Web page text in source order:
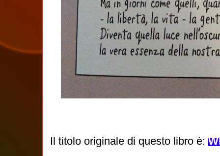
Il titolo originale di questo libro è: